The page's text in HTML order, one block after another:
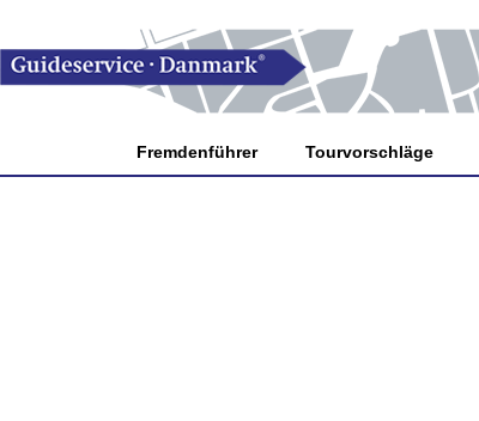
Fremdenführer Tourvorschläge